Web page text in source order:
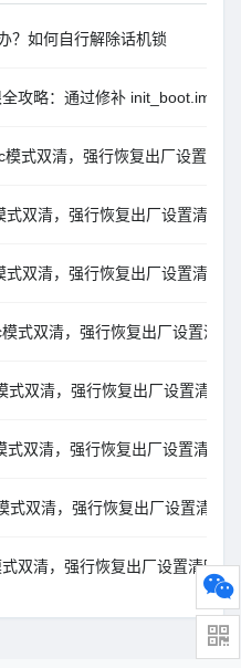
？如何自行解除话机锁
攻略：通过修补 init_boot.img
式双清，强行恢复出厂设置清
双清，强行恢复出厂设置清除
双清，强行恢复出厂设置清除
式双清，强行恢复出厂设置清除
式双清，强行恢复出厂设置清除
双清，强行恢复出厂设置清除
式双清，强行恢复出厂设置清除
双清，强行恢复出厂设置清除数